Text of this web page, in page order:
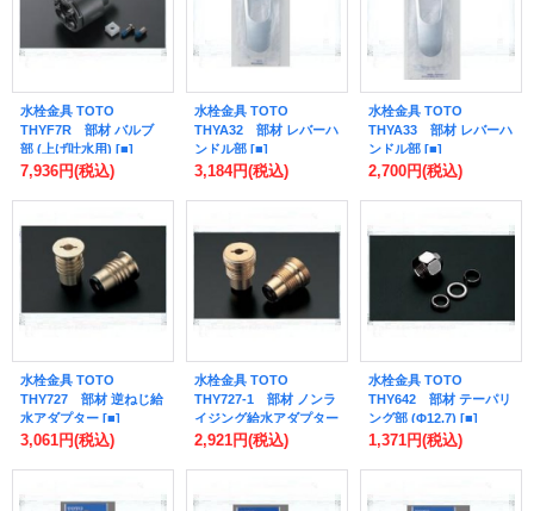
水栓金具 TOTO
THYF7R 部材 バルブ
部 (上げ吐水用) [■]
7,936円(税込)
水栓金具 TOTO
THYA32 部材 レバーハ
ンドル部 [■]
3,184円(税込)
水栓金具 TOTO
THYA33 部材 レバーハ
ンドル部 [■]
2,700円(税込)
水栓金具 TOTO
THY727 部材 逆ねじ給
水アダプター [■]
3,061円(税込)
水栓金具 TOTO
THY727-1 部材 ノンラ
イジング給水アダプター
2,921円(税込)
水栓金具 TOTO
THY642 部材 テーパリ
ング部 (Φ12.7) [■]
1,371円(税込)